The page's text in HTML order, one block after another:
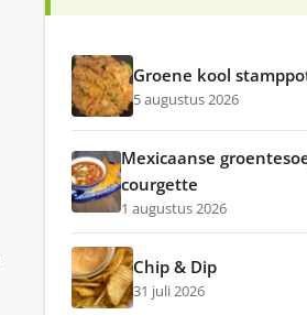
Groene kool
5 augustus 2026
Mexicaanse
courgette
1 augustus 2026
Chip & Dip
31 juli 2026